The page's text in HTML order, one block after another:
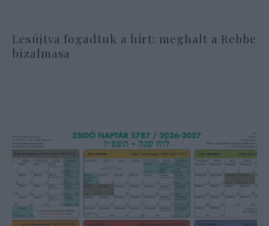
Lesújtva fogadtuk a hírt: meghalt a Rebbe
bizalmasa